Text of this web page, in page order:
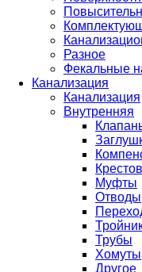
Разное
Фекальные
Канализация
Канализация
Внутренняя
Муфты
Отводы
Трубы
Хомуты
Другое